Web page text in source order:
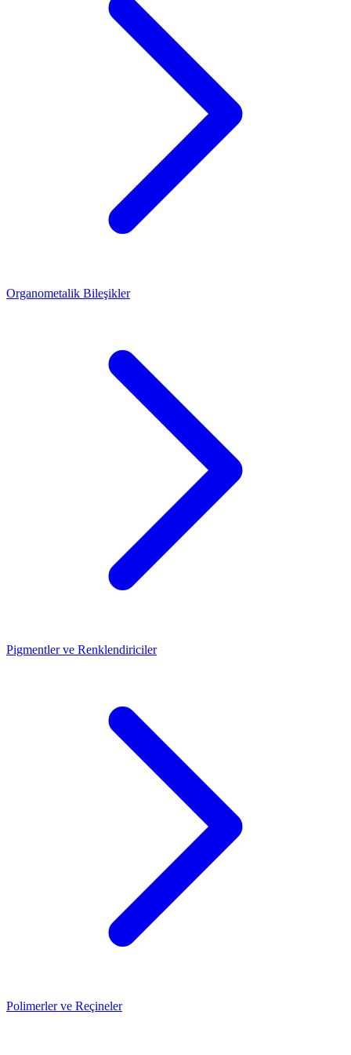
Organometalik Bileşikler
Pigmentler ve Renklendiriciler
Polimerler ve Reçineler